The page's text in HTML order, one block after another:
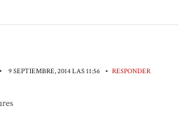
• 9 SEPTIEMBRE, 2014 LAS 11:56 • RESPONDER